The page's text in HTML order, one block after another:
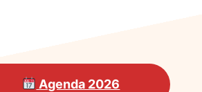
Agenda 2026